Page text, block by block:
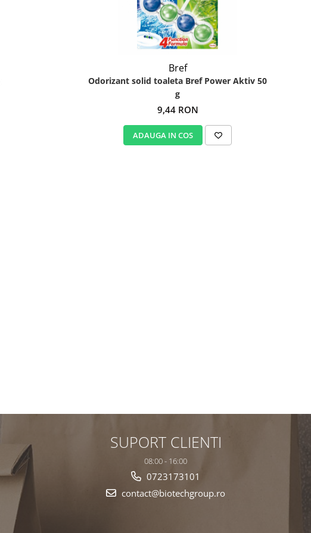
Bref
Odorizant solid toaleta Bref Power Aktiv 50
g
9,44 RON
ADAUGA IN COS
SUPORT CLIENTI
08:00 - 16:00
0723173101
contact@biotechgroup.ro